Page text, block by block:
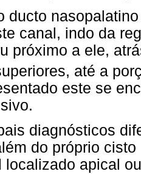
ducto
canal, indo da
próximo a ele,
até a
este se
diagnósticos
do próprio
localizado apical